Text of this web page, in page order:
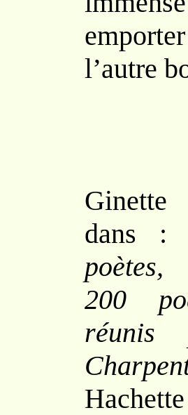
l’autre
dans
poètes,
200
réunis